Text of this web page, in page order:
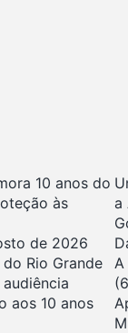
10 anos do
às
de 2026
Rio Grande
aos 10 anos
a